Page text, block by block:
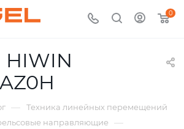
0
HIWIN
— Техника линейных перемещений
направляющие —